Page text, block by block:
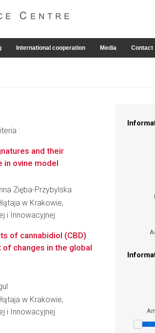
International cooperation Media Contact
:
and their
in ovine model
Zięba-Przybylska
w Krakowie,
i Innowacyjnej
of cannabidiol (CBD)
changes in the global
w Krakowie,
i Innowacyjnej